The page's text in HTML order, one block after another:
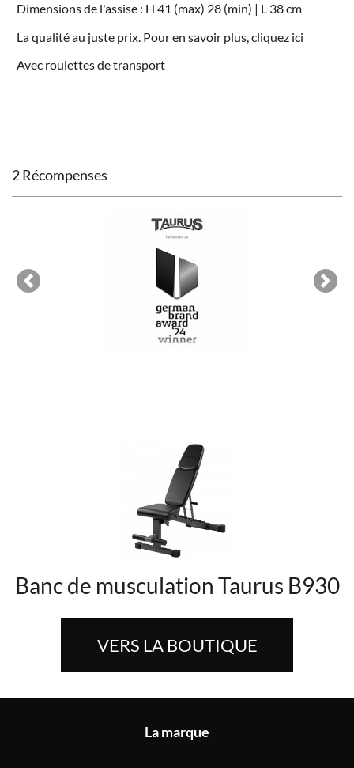
Dimensions de l'assise : H 41 (max) 28 (min) | L 38 cm
La qualité au juste prix. Pour en savoir plus, cliquez ici
Avec roulettes de transport
2 Récompenses
Previous Next
Banc de musculation Taurus B930
VERS LA BOUTIQUE
La marque